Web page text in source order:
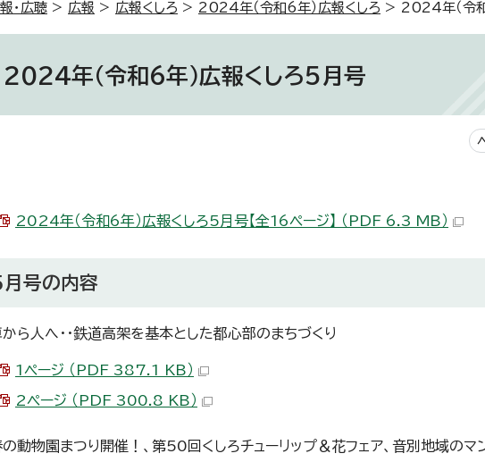
・広聴 > 広報 > 広報くしろ > 2024年（令和6年）広報くしろ > 2024年（令
2024年（令和6年）広報くしろ5月号
2024年（令和6年）広報くしろ5月号【全16ページ】 （PDF 6.3 MB）
号の内容
ら人へ・・鉄道高架を基本とした都心部のまちづくり
1ページ （PDF 387.1 KB）
2ページ （PDF 300.8 KB）
の動物園まつり開催！、第50回くしろチューリップ＆花フェア、音別地域のマ